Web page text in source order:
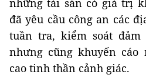
những tài sản có giá trị
đã yêu cầu công an các
tuần tra, kiểm soát
nhưng cũng khuyến
cao tinh thần cảnh giác.